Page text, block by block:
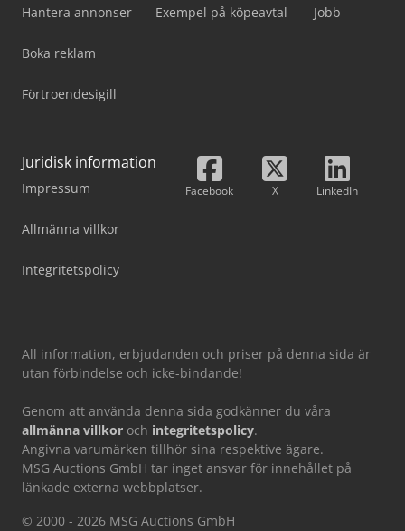
Hantera annonser
Boka reklam
Förtroendesigill
Exempel på köpeavtal Jobb
Juridisk information
Impressum
Allmänna villkor
Integritetspolicy
Facebook X LinkedIn
All information, erbjudanden och priser på denna sida är
utan förbindelse och icke-bindande!
Genom att använda denna sida godkänner du våra
allmänna villkor och integritetspolicy.
Angivna varumärken tillhör sina respektive ägare.
MSG Auctions GmbH tar inget ansvar för innehållet på
länkade externa webbplatser.
© 2000 - 2026 MSG Auctions GmbH